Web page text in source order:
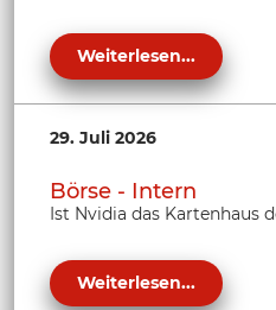
Weiterlesen...
29. Juli 2026
Börse - Intern
Ist Nvidia das Kartenhaus
Weiterlesen...